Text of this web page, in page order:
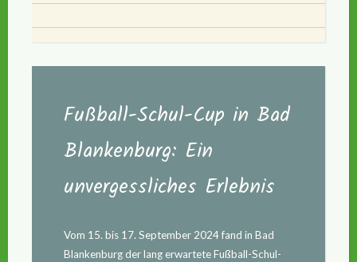
Fußball-Schul-Cup in Bad
Blankenburg: Ein
unvergessliches Erlebnis
Vom 15. bis 17. September 2024 fand in Bad
Blankenburg der lang erwartete Fußball-Schul-